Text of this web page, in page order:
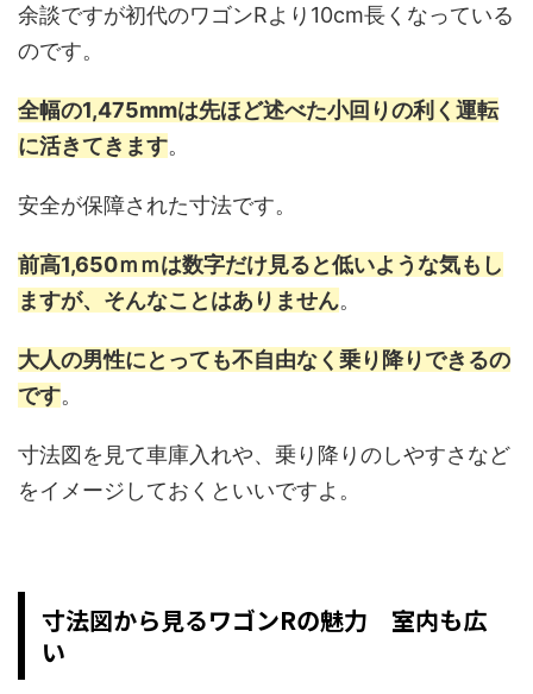
余談ですが初代のワゴンRより10cm長くなっている
のです。
全幅の1,475mmは先ほど述べた小回りの利く運転
に活きてきます。
安全が保障された寸法です。
前高1,650ｍｍは数字だけ見ると低いような気もし
ますが、そんなことはありません。
大人の男性にとっても不自由なく乗り降りできるの
です。
寸法図を見て車庫入れや、乗り降りのしやすさなど
をイメージしておくといいですよ。
寸法図から見るワゴンRの魅力 室内も広
い